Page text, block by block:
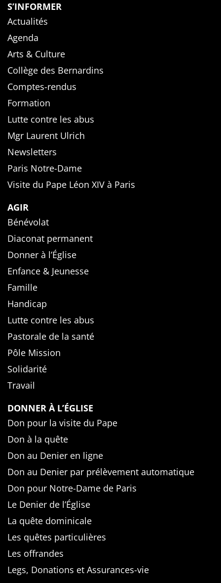
S’INFORMER
Actualités
Agenda
Arts & Culture
Collège des Bernardins
Comptes-rendus
Formation
Lutte contre les abus
Mgr Laurent Ulrich
Newsletters
Paris Notre-Dame
Visite du Pape Léon XIV à Paris
AGIR
Bénévolat
Diaconat permanent
Donner à l’Église
Enfance & Jeunesse
Famille
Handicap
Lutte contre les abus
Pastorale de la santé
Pôle Mission
Solidarité
Travail
DONNER À L’ÉGLISE
Don pour la visite du Pape
Don à la quête
Don au Denier en ligne
Don au Denier par prélèvement automatique
Don pour Notre-Dame de Paris
Le Denier de l’Église
La quête dominicale
Les quêtes particulières
Les offrandes
Legs, Donations et Assurances-vie